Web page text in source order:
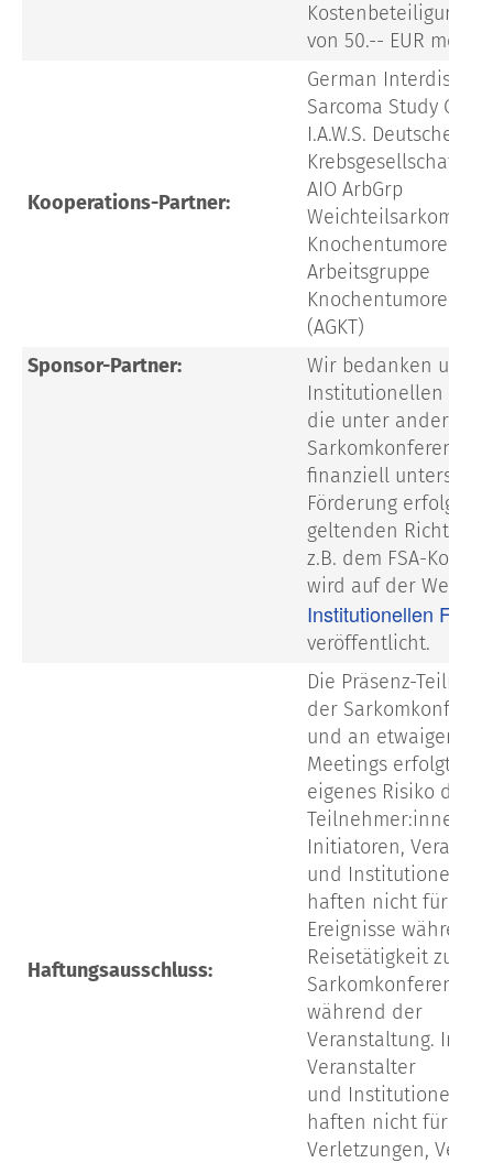
Kostenbeteiligung
von 50.-- EUR
Kooperations-Partner:
German
Sarcoma Study
I.A.W.S. Deutsche
Krebsgesellschaft
AIO ArbGrp
Weichteilsarkome
Knochentumoren
Arbeitsgruppe
Knochentumoren e.V.
(AGKT)
Sponsor-Partner:
Wir bedanken uns
Institutionellen
die unter anderem
Sarkomkonferenz
finanziell
Förderung erfolgt
geltenden
z.B. dem FSA-Kodex
wird auf der
Institutionellen
veröffentlicht.
Haftungsausschluss:
Die Präsenz-
der
und an etwaigen
Meetings erfolgt auf
eigenes Risiko der
Teilnehmer:innen.
Initiatoren,
und Institutionelle
haften nicht für
Ereignisse während
Reisetätigkeit zu/
Sarkomkonferenz
während der
Veranstaltung.
Veranstalter
und Institutionelle
haften nicht für
Verletzungen,